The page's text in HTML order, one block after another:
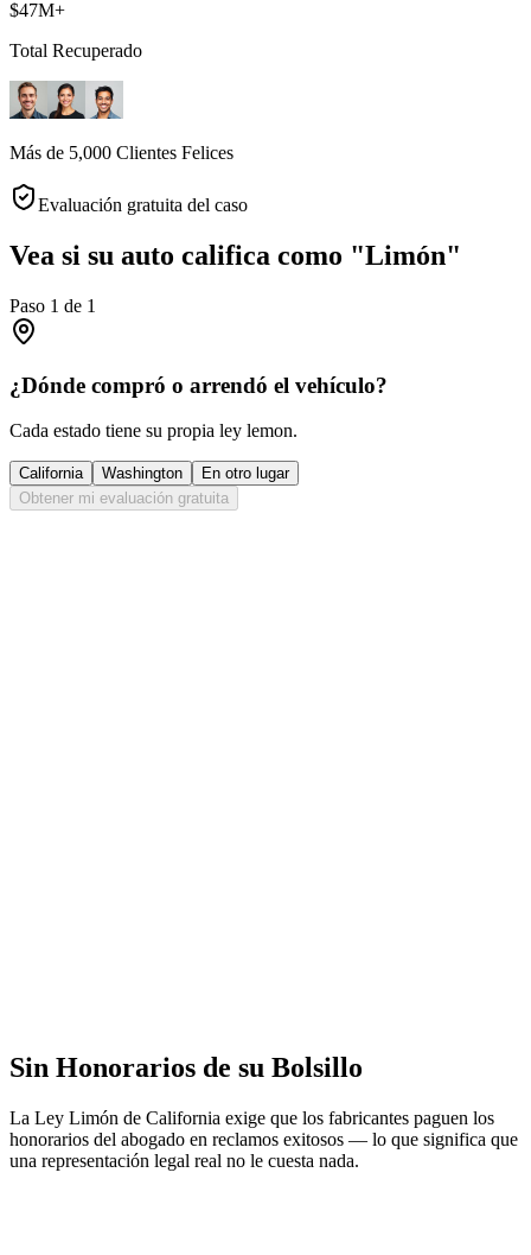
$47M+
Total Recuperado
Más de 5,000 Clientes Felices
Evaluación gratuita del caso
Vea si su auto califica como "Limón"
Paso 1 de 1
¿Dónde compró o arrendó el vehículo?
Cada estado tiene su propia ley lemon.
California Washington
En otro lugar
Obtener mi evaluación gratuita
Sin Honorarios de su Bolsillo
La Ley Limón de California exige que los fabricantes paguen los
honorarios del abogado en reclamos exitosos — lo que significa que
una representación legal real no le cuesta nada.